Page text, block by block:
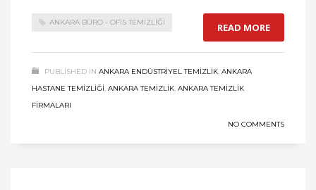
ANKARA BÜRO - OFIS TEMIZLIĞI READ MORE
PUBLISHED IN ANKARA ENDÜSTRIYEL TEMIZLIK, ANKARA
HASTANE TEMIZLIĞI, ANKARA TEMIZLIK, ANKARA TEMIZLIK
FIRMALARI
NO COMMENTS